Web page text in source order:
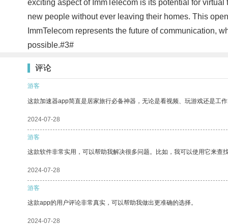
exciting aspect of ImmTelecom is its potential for
new people without ever leaving their homes. This
ImmTelecom represents the future of communication,
possible.#3#
评论
游客
这款加速器app简直是居家旅行必备神器，无论是看视频、玩游戏还是工
2024-07-28
游客
这款软件非常实用，可以帮助我解决很多问题。比如，我可以使用它来查
2024-07-28
游客
这款app的用户评论非常真实，可以帮助我做出更准确的选择。
2024-07-28